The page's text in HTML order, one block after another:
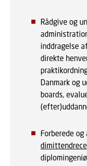
Rådgive og
inddragelse
direkte
Danmark og
boards,
Forberede